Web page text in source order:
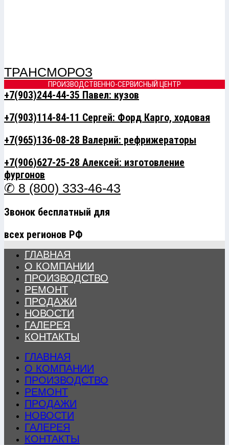
ТРАНСМОРОЗ
ПРОИЗВОДСТВЕННО-СЕРВИСНЫЙ ЦЕНТР
+7(903)244-44-35 Павел: кузов
+7(903)114-84-11 Сергей: Форд Карго, ходовая
+7(965)136-08-28 Валерий: рефрижераторы
+7(906)627-25-28 Алексей: изготовление
фургонов
✆ 8 (800) 333-46-43
Звонок бесплатный для
всех регионов РФ
ГЛАВНАЯ
О КОМПАНИИ
ПРОИЗВОДСТВО
РЕМОНТ
ПРОДАЖИ
НОВОСТИ
ГАЛЕРЕЯ
КОНТАКТЫ
ГЛАВНАЯ
О КОМПАНИИ
ПРОИЗВОДСТВО
РЕМОНТ
ПРОДАЖИ
НОВОСТИ
ГАЛЕРЕЯ
КОНТАКТЫ